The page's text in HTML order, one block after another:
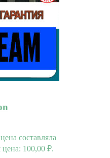
составляла
100,00 ₽.